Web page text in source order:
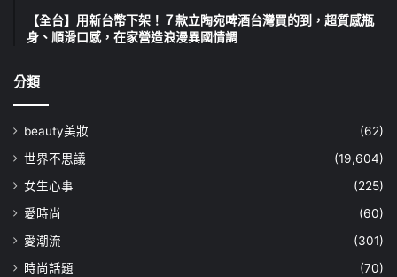
【全台】用新台幣下架！７款立陶宛啤酒台灣買的到，超質感瓶
身、順滑口感，在家營造浪漫異國情調
分類
beauty美妝
(62)
世界不思議
(19,604)
女生心事
(225)
愛時尚
(60)
愛潮流
(301)
時尚話題
(70)